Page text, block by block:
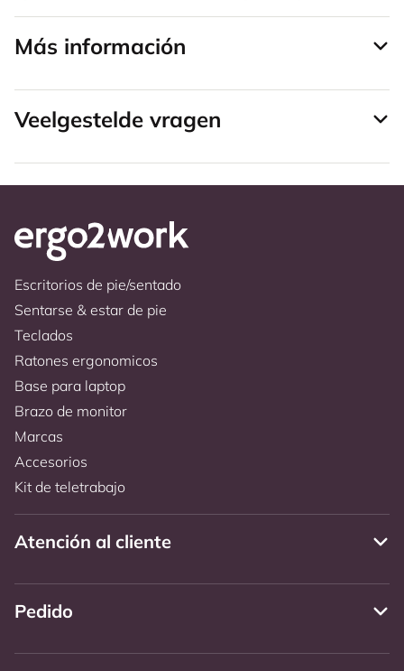
Más información
Veelgestelde vragen
Escritorios de pie/sentado
Sentarse & estar de pie
Teclados
Ratones ergonomicos
Base para laptop
Brazo de monitor
Marcas
Accesorios
Kit de teletrabajo
Atención al cliente
Pedido